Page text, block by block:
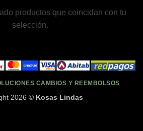
productos que coincidan con tu
selección.
CAMBIOS Y REEMBOLSOS
2026 © Kosas Lindas